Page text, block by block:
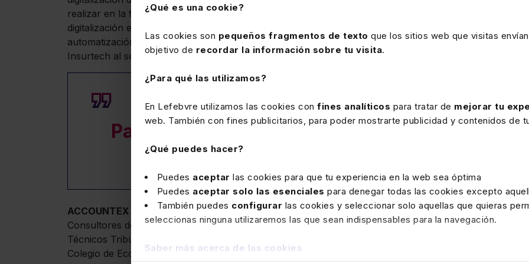
¿Qué es una cookie?
Las cookies son pequeños fragmentos de texto que los sitios web que visitas
objetivo de recordar la información sobre tu visita.
¿Para qué las utilizamos?
En Lefebvre utilizamos las cookies con fines analíticos para tratar de mejorar tu
web. También con fines publicitarios, para poder mostrarte publicidad y contenidos de
¿Qué puedes hacer?
Puedes aceptar las cookies para que tu experiencia en la web sea óptima
Puedes aceptar solo las esenciales para denegar todas las cookies excepto
También puedes configurar las cookies y seleccionar solo aquellas que quieras
seleccionas ninguna utilizaremos las que sean indispensables para la navegación.
Saber más acerca de las cookies
realizar en la feria, predomina el extenso programa de seminarios, entre los que destaca la
digitalización en las Administraciones Públicas; el perfil del nuevo asesor; innovación,
automatización y gestión de los procesos de los despachos profesionales y, la fintech e
Insurtech al servicio del crecimiento de la PYME.
Para consultar el programa completo,
pinchar
ACCOUNTEX ESPAÑAcuenta con el apoyo de Lefebvre; la Asociación Española de
Consultores de Empresas (AECEM); la Federación Española de Asociaciones Profesionales de
Técnicos Tributarios y Asesores Fiscales (FETTAF); el Consejo General de Economistas; el
Colegio de Economistas de Madrid; el Consejo General de Graduados Sociales; el Instituto de